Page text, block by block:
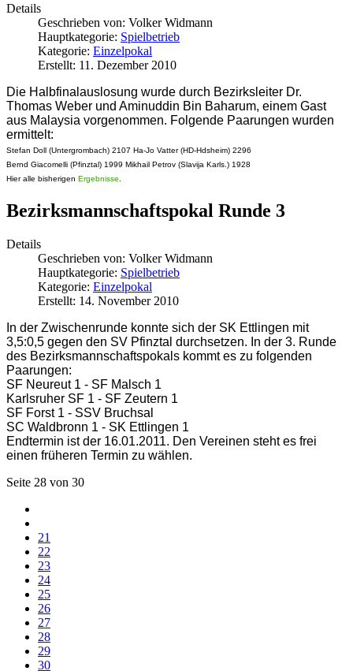
Details
Geschrieben von: Volker Widmann
Hauptkategorie: Spielbetrieb
Kategorie: Einzelpokal
Erstellt: 11. Dezember 2010
Die Halbfinalauslosung wurde durch Bezirksleiter Dr.
Thomas Weber und Aminuddin Bin Baharum, einem Gast
aus Malaysia vorgenommen. Folgende Paarungen wurden
ermittelt:
Stefan Doll (Untergrombach) 2107 Ha-Jo Vatter (HD-Hdsheim) 2296
Bernd Giacomelli (Pfinztal) 1999 Mikhail Petrov (Slavija Karls.) 1928
Hier alle bisherigen Ergebnisse
Bezirksmannschaftspokal Runde 3
Details
Geschrieben von: Volker Widmann
Hauptkategorie: Spielbetrieb
Kategorie: Einzelpokal
Erstellt: 14. November 2010
In der Zwischenrunde konnte sich der SK Ettlingen mit
3,5:0,5 gegen den SV Pfinztal durchsetzen. In der 3. Runde
des Bezirksmannschaftspokals kommt es zu folgenden
Paarungen:
SF Neureut 1 - SF Malsch 1
Karlsruher SF 1 - SF Zeutern 1
SF Forst 1 - SSV Bruchsal
SC Waldbronn 1 - SK Ettlingen 1
Endtermin ist der 16.01.2011. Den Vereinen steht es frei
einen früheren Termin zu wählen.
Seite 28 von 30
21
22
23
24
25
26
27
28
29
30